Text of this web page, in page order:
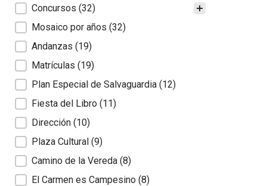
Concursos (32)
Mosaico por años (32)
Andanzas (19)
Matrículas (19)
Plan Especial de Salvaguardia (12)
Fiesta del Libro (11)
Dirección (10)
Plaza Cultural (9)
Camino de la Vereda (8)
El Carmen es Campesino (8)